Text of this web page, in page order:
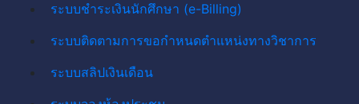
ระบบชำระเงินนักศึกษา (e-Billing)
ระบบติดตามการขอกำหนดตำแหน่งทางวิชาการ
ระบบสลิปเงินเดือน